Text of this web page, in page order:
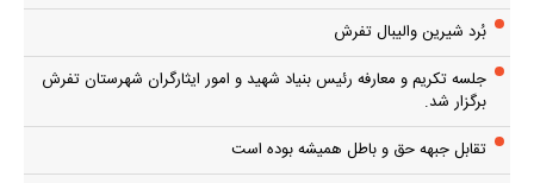
بُرد شیرین والیبال تفرش
جلسه تکریم و معارفه رئیس بنیاد شهید و امور ایثارگران شهرستان تفرش
برگزار شد.
تقابل جبهه حق و باطل همیشه بوده است